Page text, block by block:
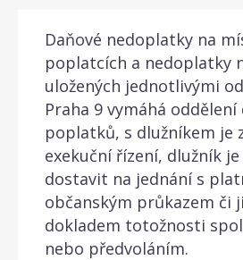
Daňové nedoplatky na
poplatcích a nedoplatky
uložených jednotlivými
Praha 9 vymáhá oddělení
poplatků, s dlužníkem je
exekuční řízení, dlužník
dostavit na jednání s
občanským průkazem či
dokladem totožnosti
nebo předvoláním.